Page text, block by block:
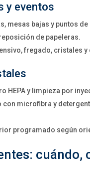
y eventos
mesas bajas y puntos de
de papeleras.
fregado, cristales
HEPA y limpieza por
microfibra y
programado según
cuándo,